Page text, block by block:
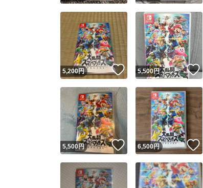
5,200円 いいね！
5,500円
5,500円 いいね！
6,500円